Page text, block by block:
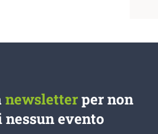
newsletterper non
evento